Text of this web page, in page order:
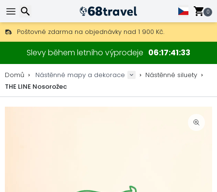
0
Poštovné zdarma na objednávky nad 1 900 Kč.
30 dní na vrácení, 90 dní na dřevěné mapy a dekorace.
Originální výrobce map a dekorací.
Slevy během letního výprodeje 06 17 41 33
Domů Nástěnné mapy a dekorace
Nástěnné siluety
THE LINE Nosorožec
Hledat
Hledat